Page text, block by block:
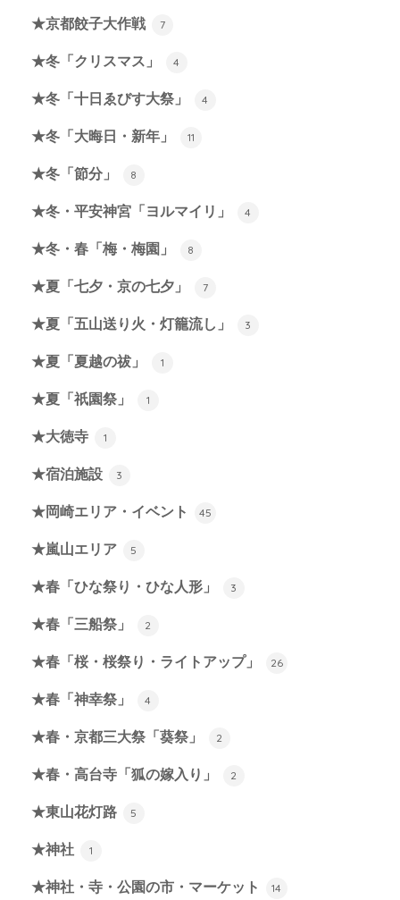
★京都餃子大作戦 7
★冬「クリスマス」 4
★冬「十日ゑびす大祭」 4
★冬「大晦日・新年」 11
★冬「節分」 8
★冬・平安神宮「ヨルマイリ」 4
★冬・春「梅・梅園」 8
★夏「七夕・京の七夕」 7
★夏「五山送り火・灯籠流し」 3
★夏「夏越の祓」 1
★夏「祇園祭」 1
★大徳寺 1
★宿泊施設 3
★岡崎エリア・イベント 45
★嵐山エリア 5
★春「ひな祭り・ひな人形」 3
★春「三船祭」 2
★春「桜・桜祭り・ライトアップ」 26
★春「神幸祭」 4
★春・京都三大祭「葵祭」 2
★春・高台寺「狐の嫁入り」 2
★東山花灯路 5
★神社 1
★神社・寺・公園の市・マーケット 14